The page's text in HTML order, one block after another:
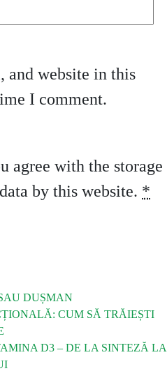
and website in this
I comment.
agree with the storage
by this website. *
DUȘMAN
CUM SĂ TRĂIEȘTI
D3 – DE LA SINTEZĂ LA